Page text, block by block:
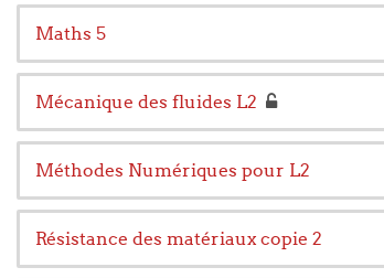
Maths 5
Mécanique des fluides L2
Méthodes Numériques pour L2
Résistance des matériaux copie 2